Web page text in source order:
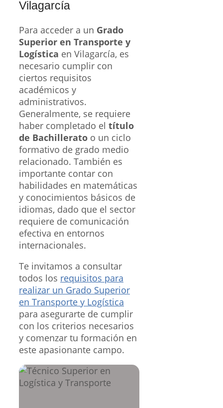
Vilagarcía
Para acceder a un Grado
Superior en Transporte y
Logística en Vilagarcía, es
necesario cumplir con
ciertos requisitos
académicos y
administrativos.
Generalmente, se requiere
haber completado el título
de Bachillerato o un ciclo
formativo de grado medio
relacionado. También es
importante contar con
habilidades en matemáticas
y conocimientos básicos de
idiomas, dado que el sector
requiere de comunicación
efectiva en entornos
internacionales.
Te invitamos a consultar
todos los requisitos para
realizar un Grado Superior
en Transporte y Logística
para asegurarte de cumplir
con los criterios necesarios
y comenzar tu formación en
este apasionante campo.